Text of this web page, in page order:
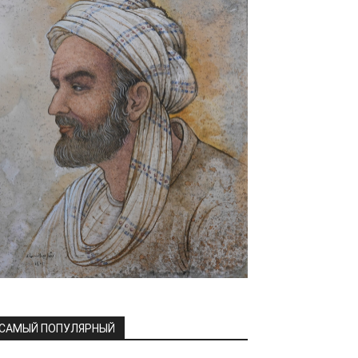
ПОПУЛЯРНЫЙ